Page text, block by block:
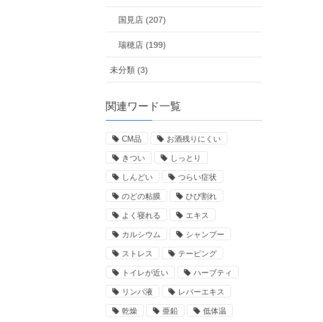
国見店 (207)
瑞穂店 (199)
未分類 (3)
関連ワード一覧
CM品 お酒残りにくい
きつい しっとり
しんどい つらい症状
のどの粘膜 ひび割れ
よく寝れる エキス
カルシウム シャンプー
ストレス テーピング
トイレが近い ハーブティ
リンパ液 レバーエキス
乾燥 亜鉛 低体温